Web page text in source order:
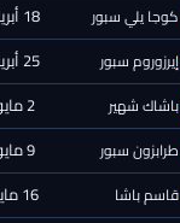
كوجا يلي سبور 18 أبريل 2027 - 19:00
إيرزوروم سبور 25 أبريل 2027 - 19:00
باشاك شهير 2 مايو 2027 - 20:00
طرابزون سبور 9 مايو 2027 - 20:00
قاسم باشا 16 مايو 2027 - 20:00